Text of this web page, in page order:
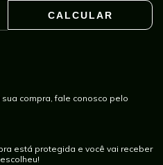
CALCULAR
compra, fale conosco pelo
está protegida e você vai receber